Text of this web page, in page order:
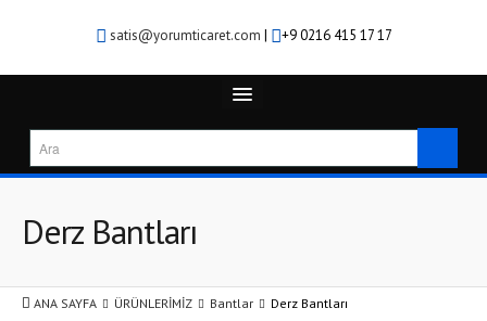
satis@yorumticaret.com | +9 0216 415 17 17
Derz Bantları
ANA SAYFA ÜRÜNLERİMİZ Bantlar Derz Bantları